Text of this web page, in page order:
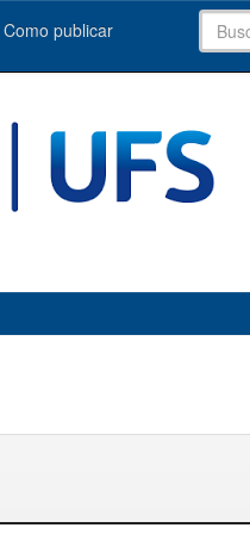
Como publicar